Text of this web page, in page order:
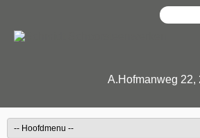
A.Hofmanweg 22,